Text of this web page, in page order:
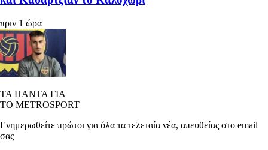
πριν 1 ώρα
ΤΑ ΠΑΝΤΑ ΓΙΑ
ΤΟ METROSPORT
Ενημερωθείτε πρώτοι για όλα τα τελεταία νέα, απευθείας στο email
σας